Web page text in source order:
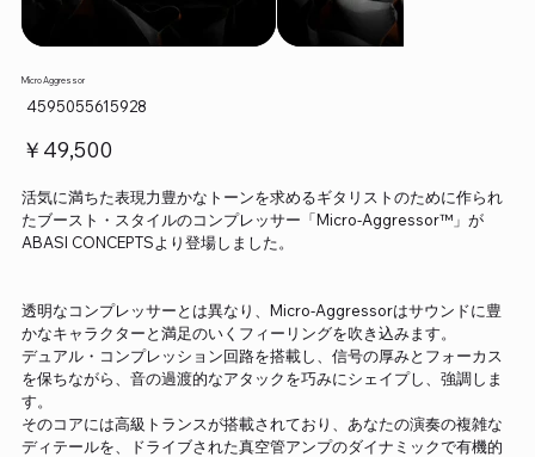
Micro Aggressor
SKU：
4595055615928
価
格
￥49,500
活気に満ちた表現力豊かなトーンを求めるギタリストのために作られ
たブースト・スタイルのコンプレッサー「Micro-Aggressor™」が
ABASI CONCEPTSより登場しました。
透明なコンプレッサーとは異なり、Micro-Aggressorはサウンドに豊
かなキャラクターと満足のいくフィーリングを吹き込みます。
デュアル・コンプレッション回路を搭載し、信号の厚みとフォーカス
を保ちながら、音の過渡的なアタックを巧みにシェイプし、強調しま
す。
そのコアには高級トランスが搭載されており、あなたの演奏の複雑な
ディテールを、ドライブされた真空管アンプのダイナミックで有機的